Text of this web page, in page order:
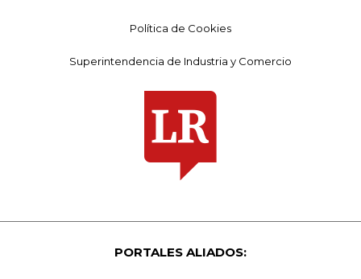
Política de Cookies
Superintendencia de Industria y Comercio
PORTALES ALIADOS: